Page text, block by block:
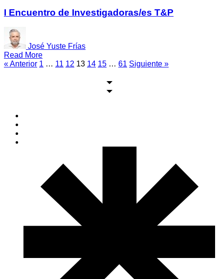
I Encuentro de Investigadoras/es T&P
José Yuste Frías
Read More
« Anterior 1 … 11 12 13 14 15 … 61 Siguiente »